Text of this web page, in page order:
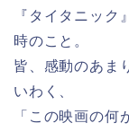
『タイタニック
時のこと。
皆、感動のあま
いわく、
「この映画の何